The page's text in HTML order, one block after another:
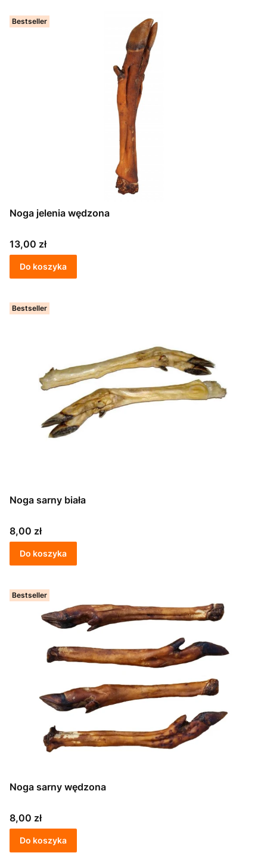
Bestseller
Noga jelenia wędzona
Cena
13,00 zł
Do koszyka
Bestseller
Noga sarny biała
Cena
8,00 zł
Do koszyka
Bestseller
Noga sarny wędzona
Cena
8,00 zł
Do koszyka